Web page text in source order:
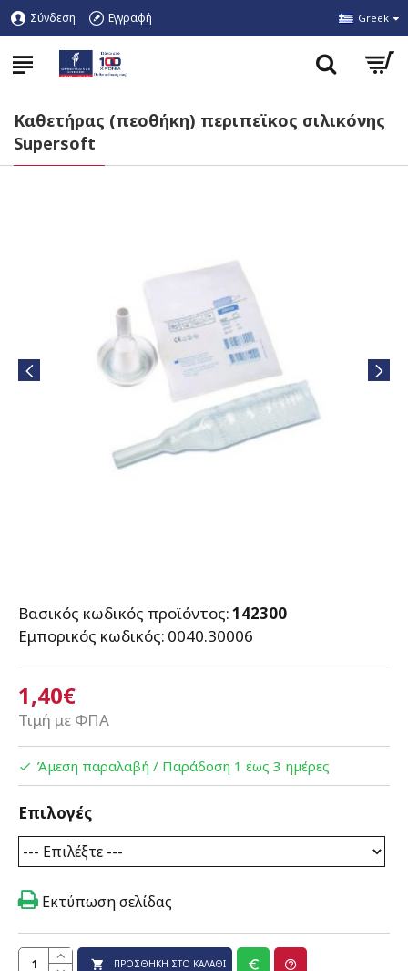
Σύνδεση Εγγραφή Greek
Καθετήρας (πεοθήκη) περιπεϊκος σιλικόνης
Supersoft
1,40€
Τιμή με ΦΠΑ
Βασικός κωδικός προϊόντος:142300
Εμπορικός κωδικός: 0040.30006
Άμεση παραλαβή / Παράδoση 1 έως 3 ημέρες
Επιλογές
ΠΡΟΣΘΉΚΗ ΣΤΟ ΚΑΛΆΘΙ
Εκτύπωση σελίδας